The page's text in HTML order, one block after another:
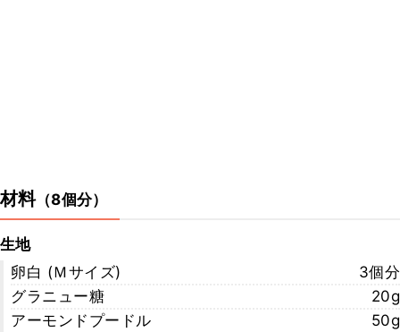
材料（8個分）
生地
卵白 (Ｍサイズ)
3個分
グラニュー糖
20g
アーモンドプードル
50g